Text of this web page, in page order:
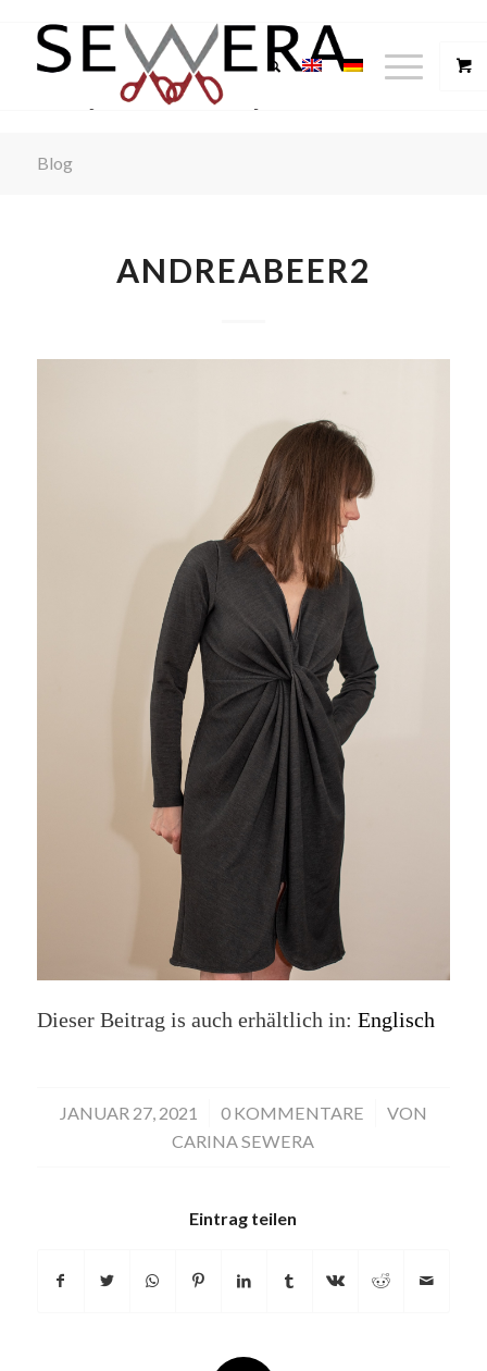
Blog
ANDREABEER2
Dieser Beitrag is auch erhältlich in: Englisch
JANUAR 27, 2021
/ 0 KOMMENTARE
/
VON
CARINA SEWERA
Eintrag teilen